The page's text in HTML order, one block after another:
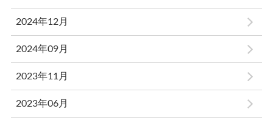
2024年12月
2024年09月
2023年11月
2023年06月